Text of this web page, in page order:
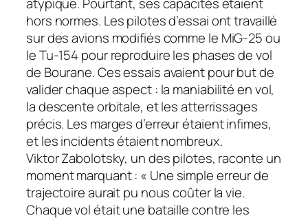
hors normes. Les pilotes d’essai ont travaillé
sur des avions modifiés comme le MiG-25 ou
le Tu-154 pour reproduire les phases de vol
de Bourane. Ces essais avaient pour but de
valider chaque aspect : la maniabilité en vol,
la descente orbitale, et les atterrissages
précis. Les marges d’erreur étaient infimes,
et les incidents étaient nombreux.
Viktor Zabolotsky, un des pilotes, raconte un
moment marquant : « Une simple erreur de
trajectoire aurait pu nous coûter la vie.
Chaque vol était une bataille contre les